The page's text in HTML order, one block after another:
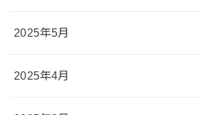
2025年5月
2025年4月